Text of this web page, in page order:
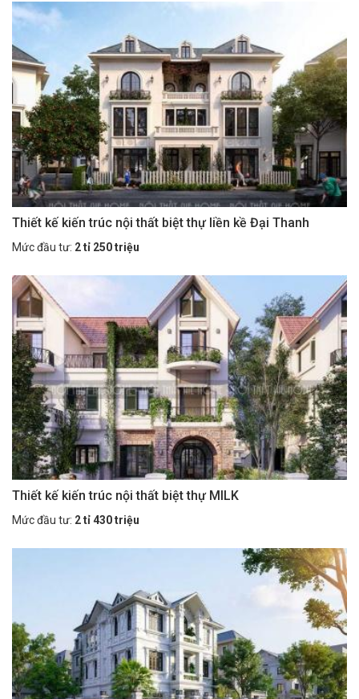
Thiết kế kiến trúc nội thất biệt thự liền kề Đại Thanh
Mức đầu tư: 2 tỉ 250 triệu
Thiết kế kiến trúc nội thất biệt thự MILK
Mức đầu tư: 2 tỉ 430 triệu